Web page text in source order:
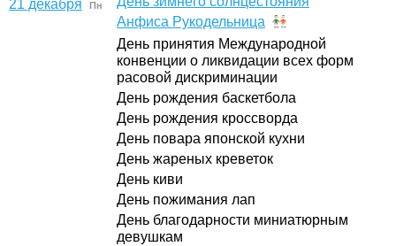
21 декабря Пн
Анфиса Рукодельница
День принятия Международной
конвенции о ликвидации всех форм
расовой дискриминации
День рождения баскетбола
День рождения кроссворда
День повара японской кухни
День жареных креветок
День киви
День пожимания лап
День благодарности миниатюрным
девушкам